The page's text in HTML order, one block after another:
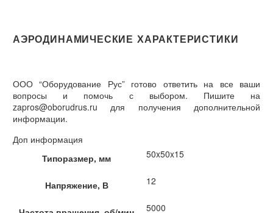
АЭРОДИНАМИЧЕСКИЕ ХАРАКТЕРИСТИКИ
ООО “Оборудование Рус” готово ответить на все ваши
вопросы и помочь с выбором. Пишите на
zapros@oborudrus.ru для получения дополнительной
информации.
Доп информация
Типоразмер, мм
50x50x15
Напряжение, В 12
5000